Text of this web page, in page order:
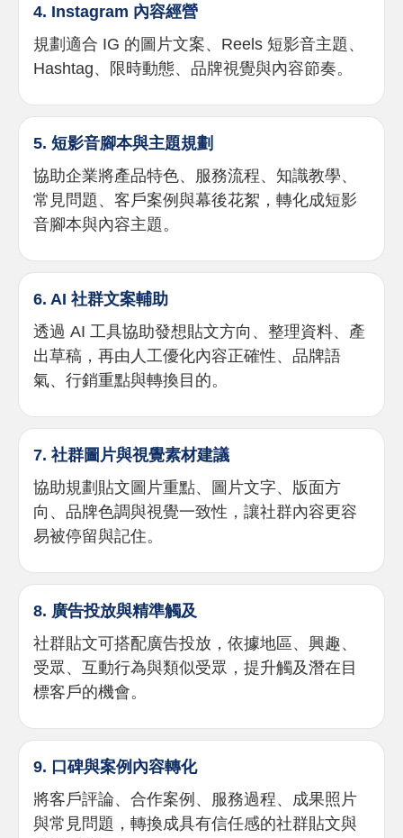
4. Instagram 內容經營
規劃適合 IG 的圖片文案、Reels 短影音主題、
Hashtag、限時動態、品牌視覺與內容節奏。
5. 短影音腳本與主題規劃
協助企業將產品特色、服務流程、知識教學、
常見問題、客戶案例與幕後花絮，轉化成短影
音腳本與內容主題。
6. AI 社群文案輔助
透過 AI 工具協助發想貼文方向、整理資料、產
出草稿，再由人工優化內容正確性、品牌語
氣、行銷重點與轉換目的。
7. 社群圖片與視覺素材建議
協助規劃貼文圖片重點、圖片文字、版面方
向、品牌色調與視覺一致性，讓社群內容更容
易被停留與記住。
8. 廣告投放與精準觸及
社群貼文可搭配廣告投放，依據地區、興趣、
受眾、互動行為與類似受眾，提升觸及潛在目
標客戶的機會。
9. 口碑與案例內容轉化
將客戶評論、合作案例、服務過程、成果照片
與常見問題，轉換成具有信任感的社群貼文與